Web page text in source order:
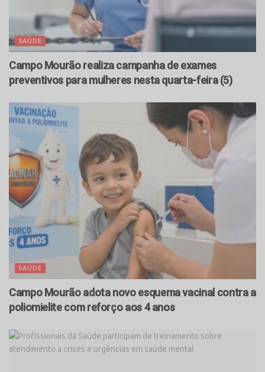
SAÚDE
Campo Mourão realiza campanha de exames
preventivos para mulheres nesta quarta-feira (5)
SAÚDE
Campo Mourão adota novo esquema vacinal contra a
poliomielite com reforço aos 4 anos